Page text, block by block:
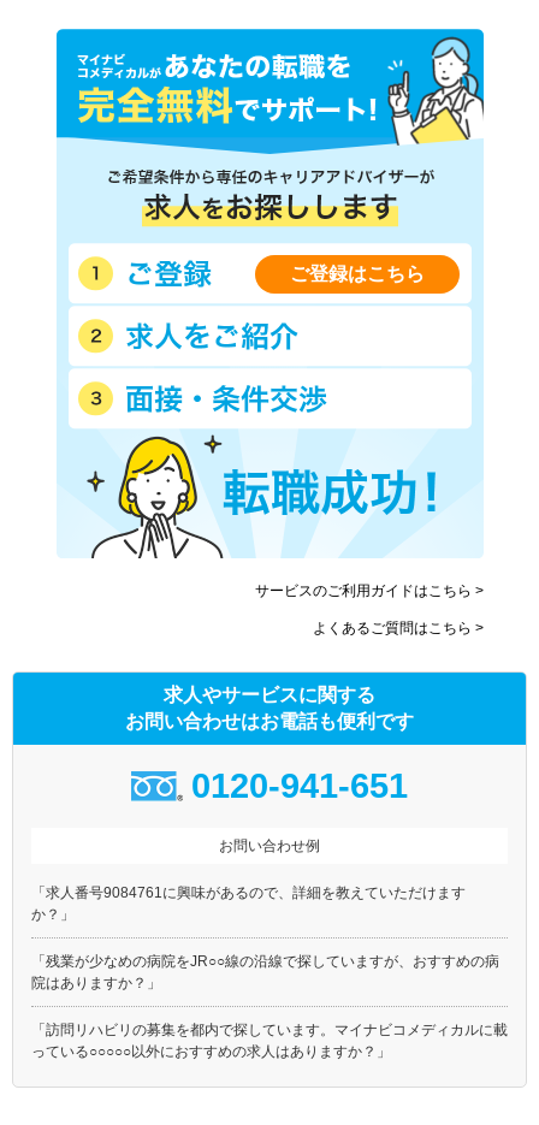
ご登録はこちら
サービスのご利用ガイドはこちら >
よくあるご質問はこちら >
求人やサービスに関する
お問い合わせはお電話も便利です
0120-941-651
お問い合わせ例
「求人番号9084761に興味があるので、詳細を教えていただけます
か？」
「残業が少なめの病院をJR○○線の沿線で探していますが、おすすめの病
院はありますか？」
「訪問リハビリの募集を都内で探しています。マイナビコメディカルに載
っている○○○○○以外におすすめの求人はありますか？」